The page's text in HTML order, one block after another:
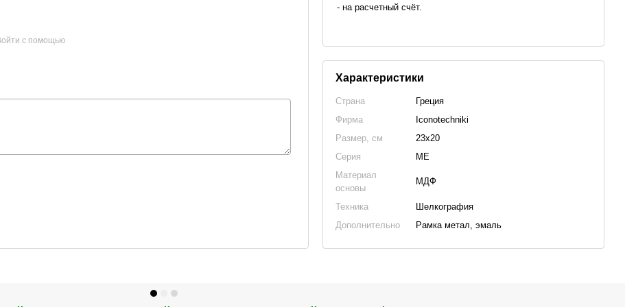
с помощью
- на расчетный счёт.
Характеристики
Страна
Греция
Фирма
Iconotechniki
Размер, см
23х20
Серия
ME
Материал
основы
МДФ
Техника
Шелкография
Дополнительно
Рамка метал, эмаль